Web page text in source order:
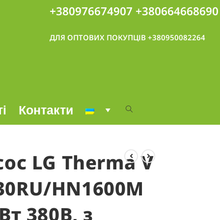
+380976674907 +380664668690
ДЛЯ ОПТОВИХ ПОКУПЦІВ +380950082264
Контакти
LG Therma V
HN1600M
380В, з